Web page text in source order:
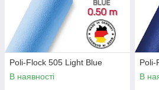
Poli-Flock 505 Light Blue
В наявності
Poli-
В